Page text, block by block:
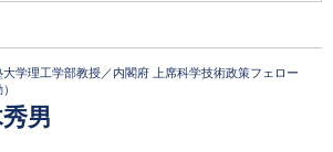
大学理工学部教授／内閣府 上席科学技術政策フェロー
男